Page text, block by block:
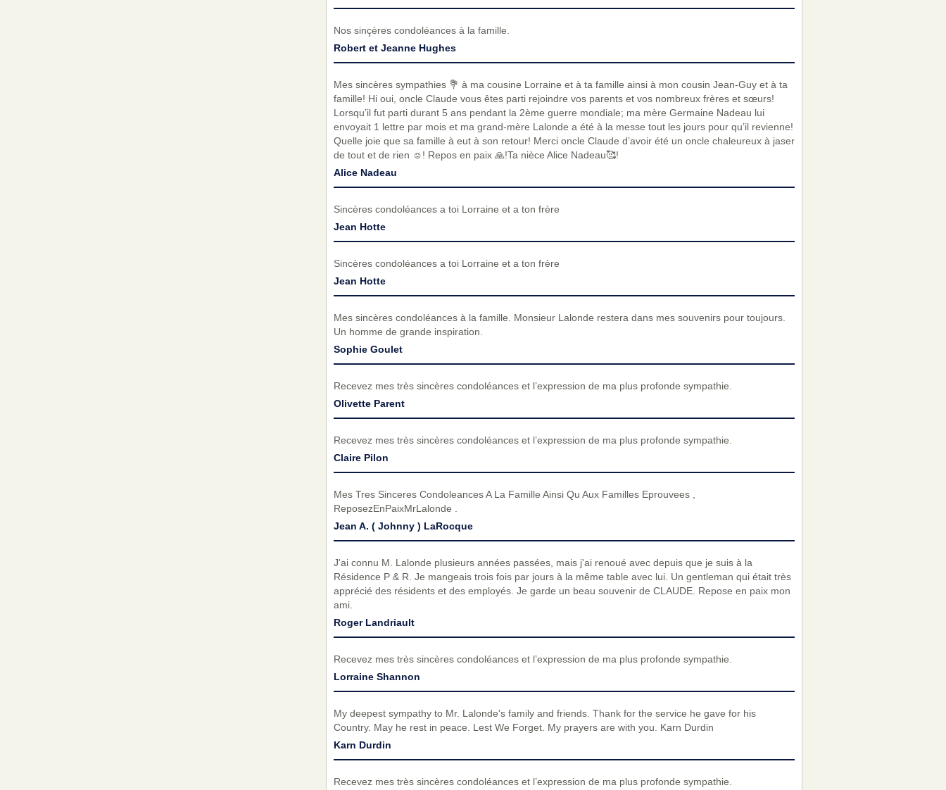
Nos sinçères condoléances à la famille.
Robert et Jeanne Hughes
Mes sincères sympathies 💐 à ma cousine Lorraine et à ta famille ainsi à mon cousin Jean-Guy et à ta
famille! Hi oui, oncle Claude vous êtes parti rejoindre vos parents et vos nombreux frères et sœurs!
Lorsqu’il fut parti durant 5 ans pendant la 2ème guerre mondiale; ma mère Germaine Nadeau lui
envoyait 1 lettre par mois et ma grand-mère Lalonde a été à la messe tout les jours pour qu’il revienne!
Quelle joie que sa famille à eut à son retour! Merci oncle Claude d’avoir été un oncle chaleureux à jaser
de tout et de rien ☺️! Repos en paix 🙏!Ta nièce Alice Nadeau🥰!
Alice Nadeau
Sincères condoléances a toi Lorraine et a ton frère
Jean Hotte
Sincères condoléances a toi Lorraine et a ton frère
Jean Hotte
Mes sincères condoléances à la famille. Monsieur Lalonde restera dans mes souvenirs pour toujours.
Un homme de grande inspiration.
Sophie Goulet
Recevez mes très sincères condoléances et l’expression de ma plus profonde sympathie.
Olivette Parent
Recevez mes très sincères condoléances et l’expression de ma plus profonde sympathie.
Claire Pilon
Mes Tres Sinceres Condoleances A La Famille Ainsi Qu Aux Familles Eprouvees ,
ReposezEnPaixMrLalonde .
Jean A. ( Johnny ) LaRocque
J'ai connu M. Lalonde plusieurs années passées, mais j'ai renoué avec depuis que je suis à la
Résidence P & R. Je mangeais trois fois par jours à la même table avec lui. Un gentleman qui était très
apprécié des résidents et des employés. Je garde un beau souvenir de CLAUDE. Repose en paix mon
ami.
Roger Landriault
Recevez mes très sincères condoléances et l’expression de ma plus profonde sympathie.
Lorraine Shannon
My deepest sympathy to Mr. Lalonde's family and friends. Thank for the service he gave for his
Country. May he rest in peace. Lest We Forget. My prayers are with you. Karn Durdin
Karn Durdin
Recevez mes très sincères condoléances et l’expression de ma plus profonde sympathie.